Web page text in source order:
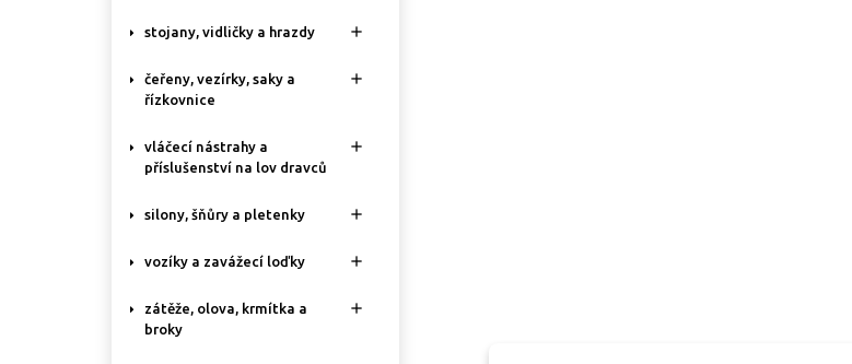
stojany, vidličky a hrazdy 
čeřeny, vezírky, saky a
řízkovnice

vláčecí nástrahy a
příslušenství na lov dravců

silony, šňůry a pletenky 
vozíky a zavážecí loďky 
zátěže, olova, krmítka a
broky
